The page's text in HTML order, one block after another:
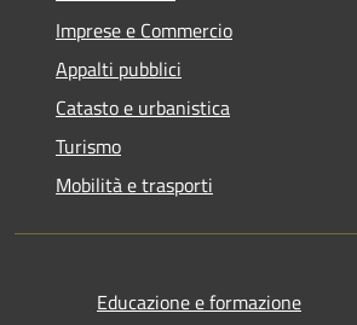
Imprese e Commercio
Appalti pubblici
Catasto e urbanistica
Turismo
Mobilità e trasporti
Educazione e formazione